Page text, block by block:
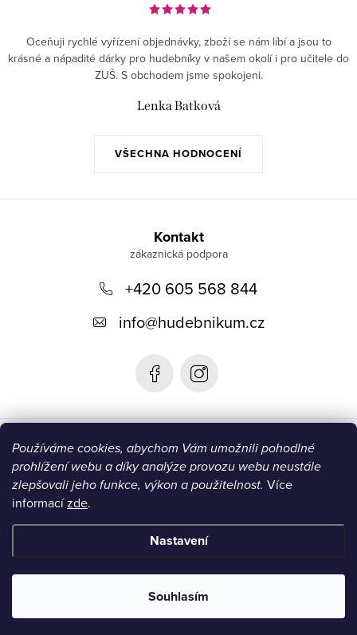
Používáme cookies, abychom Vám umožnili pohodlné
prohlížení webu a díky analýze provozu webu neustále
zlepšovali jeho funkce, výkon a použitelnost. Více
informacízde.
Nastavení
Souhlasím
VŠECHNA HODNOCENÍ
Oceňuji rychlé vyřízení objednávky, zboží se nám líbí a jsou to
krásné a nápadité dárky pro hudebníky v našem okolí i pro učitele do
ZUŠ. S obchodem jsme spokojeni.
Lenka Batková
Kontakt
+420 605 568 844
info@hudebnikum.cz
Informace
Blog
Instagram
Copyright 2026HUDEBNIKUM.CZ. Všechna práva vyhrazena.